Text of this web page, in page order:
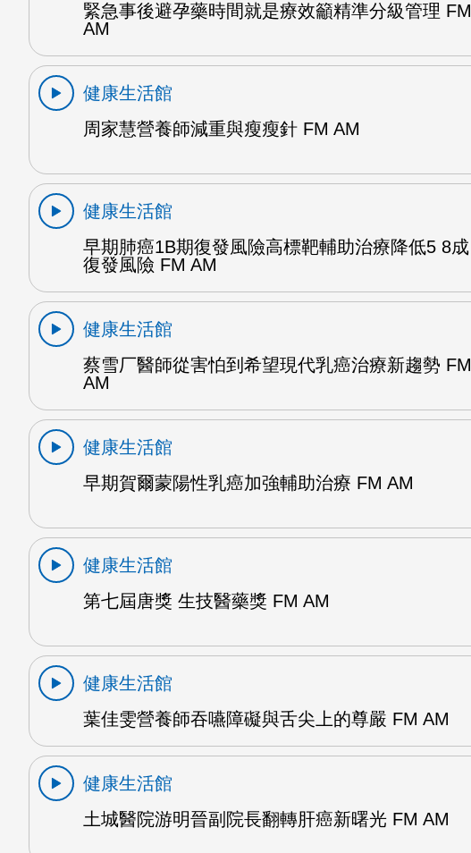
緊急事後避孕藥時間就是療效籲精準分級管理 FM
AM
健康生活館
周家慧營養師減重與瘦瘦針 FM AM
健康生活館
早期肺癌1B期復發風險高標靶輔助治療降低5 8成
復發風險 FM AM
健康生活館
蔡雪厂醫師從害怕到希望現代乳癌治療新趨勢 FM
AM
健康生活館
早期賀爾蒙陽性乳癌加強輔助治療 FM AM
健康生活館
第七屆唐獎 生技醫藥獎 FM AM
健康生活館
葉佳雯營養師吞嚥障礙與舌尖上的尊嚴 FM AM
健康生活館
土城醫院游明晉副院長翻轉肝癌新曙光 FM AM